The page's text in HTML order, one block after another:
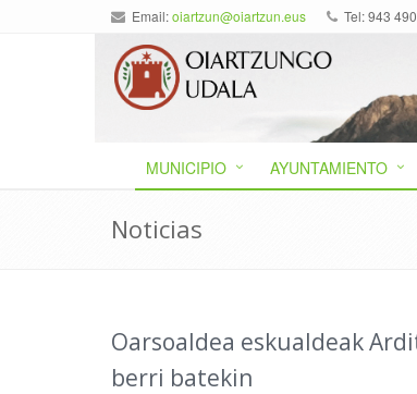
Email:oiartzun@oiartzun.eus Tel: 943
MUNICIPIO AYUNTAMIENTO
Noticias
Oarsoaldea eskualdeak
berri batekin